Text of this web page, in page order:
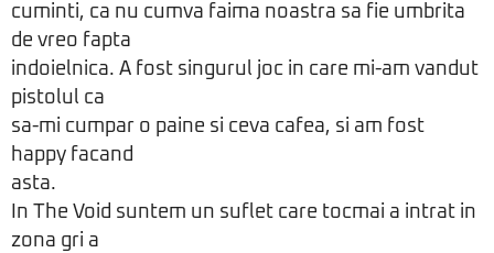
cuminti, ca nu cumva faima noastra sa fie umbrita
de vreo fapta
indoielnica. A fost singurul joc in care mi-am vandut
pistolul ca
sa-mi cumpar o paine si ceva cafea, si am fost
happy facand
asta.
In The Void suntem un suflet care tocmai a intrat in
zona gri a